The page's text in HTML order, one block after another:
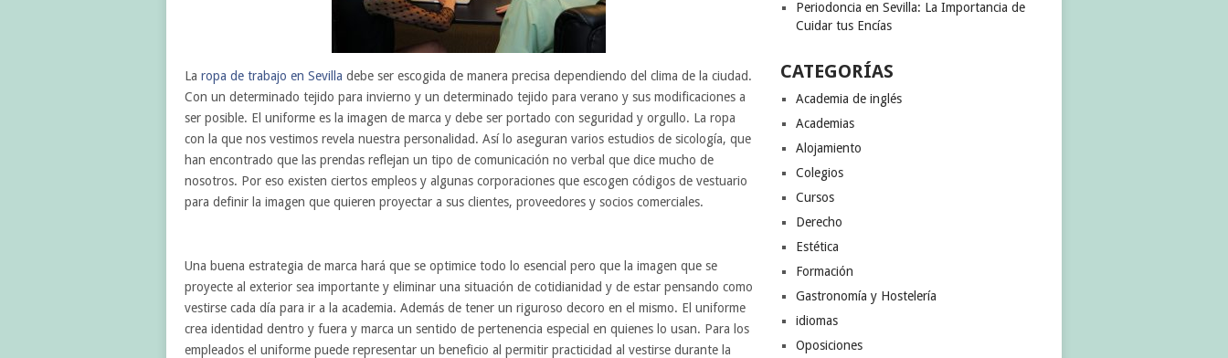
La ropa de trabajo en Sevilla debe ser escogida de manera precisa dependiendo del clima de la ciudad.
Con un determinado tejido para invierno y un determinado tejido para verano y sus modificaciones a
ser posible. El uniforme es la imagen de marca y debe ser portado con seguridad y orgullo. La ropa
con la que nos vestimos revela nuestra personalidad. Así lo aseguran varios estudios de sicología, que
han encontrado que las prendas reflejan un tipo de comunicación no verbal que dice mucho de
nosotros. Por eso existen ciertos empleos y algunas corporaciones que escogen códigos de vestuario
para definir la imagen que quieren proyectar a sus clientes, proveedores y socios comerciales.
Una buena estrategia de marca hará que se optimice todo lo esencial pero que la imagen que se
proyecte al exterior sea importante y eliminar una situación de cotidianidad y de estar pensando como
vestirse cada día para ir a la academia. Además de tener un riguroso decoro en el mismo. El uniforme
crea identidad dentro y fuera y marca un sentido de pertenencia especial en quienes lo usan. Para los
empleados el uniforme puede representar un beneficio al permitir practicidad al vestirse durante la
Periodoncia en Sevilla: La Importancia de
Cuidar tus Encías
CATEGORÍAS
Academia de inglés
Academias
Alojamiento
Colegios
Cursos
Derecho
Estética
Formación
Gastronomía y Hostelería
idiomas
Oposiciones